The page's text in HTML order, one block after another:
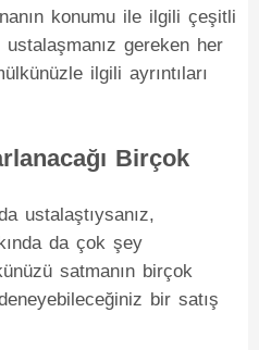
konumu ile ilgili çeşitli
gereken her
ilgili ayrıntıları
Birçok
ustalaştıysanız,
da çok şey
satmanın birçok
bir satış